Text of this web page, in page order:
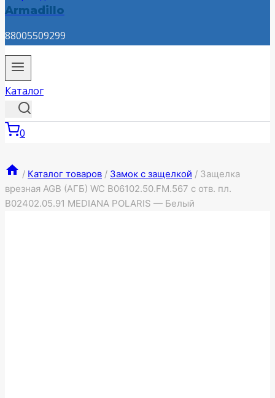
Armadillo
88005509299
Каталог
0
/ Каталог товаров / Замок с защелкой / Защелка
врезная AGB (АГБ) WC B06102.50.FM.567 с отв. пл.
B02402.05.91 MEDIANA POLARIS — Белый